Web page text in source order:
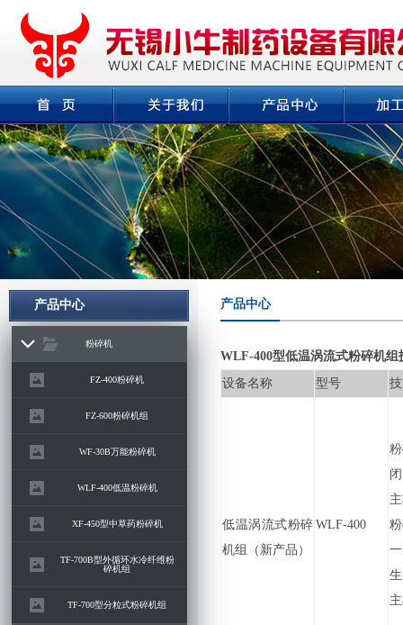
产品中心
粉碎机
FZ-400粉碎机
FZ-600粉碎机组
WF-30B万能粉碎机
WLF-400低温粉碎机
XF-450型中草药粉碎机
TF-700B型外循环水冷纤维粉
碎机组
TF-700型分粒式粉碎机组
产品中心
WLF-400型低温涡流式粉碎机组
设备名称
型号
低温涡流式粉碎
机组（新产品）
WLF-400